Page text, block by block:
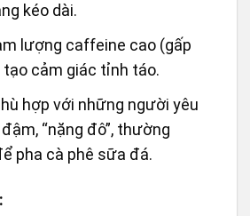
kéo dài.
lượng caffeine cao (gấp
tạo cảm giác tỉnh táo.
hợp với những người yêu
“nặng đô”, thường
pha cà phê sữa đá.